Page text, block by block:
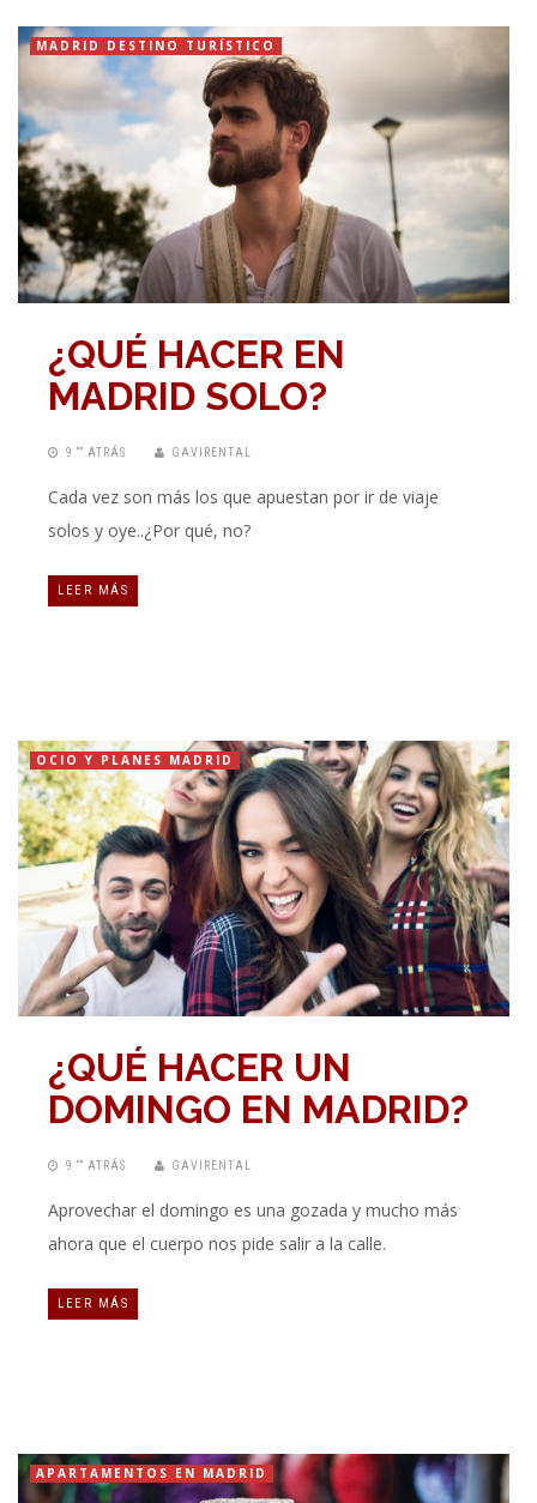
MADRID DESTINO TURÍSTICO
¿QUÉ HACER EN
MADRID SOLO?
9 “” ATRÁS GAVIRENTAL
Cada vez son más los que apuestan por ir de viaje
solos y oye..¿Por qué, no?
LEER MÁS
OCIO Y PLANES MADRID
¿QUÉ HACER UN
DOMINGO EN MADRID?
9 “” ATRÁS GAVIRENTAL
Aprovechar el domingo es una gozada y mucho más
ahora que el cuerpo nos pide salir a la calle.
LEER MÁS
APARTAMENTOS EN MADRID